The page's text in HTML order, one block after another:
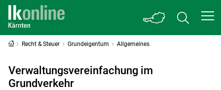
Recht & Steuer Grundeigentum Allgemeines
Verwaltungsvereinfachung im
Grundverkehr